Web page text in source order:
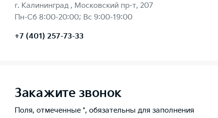
г. Калининград , Московский пр-т, 207
Пн-Cб 8:00-20:00; Вс 9:00-19:00
+7 (401) 257-73-33
Закажите звонок
Поля, отмеченные *, обязательны для заполнения